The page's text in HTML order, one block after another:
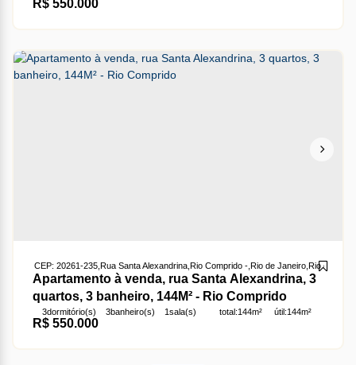
R$550.000
útil:66m²
Apartamento à venda, rua Santa Alexandrina, 3
quartos, 3 banheiro, 144M² - Rio Comprido
R$550.000
CEP: 20261-235, Rua Santa Alexandrina, Rio Comprido , Rio de Janeiro, Rio de
3dormitório(s) 3banheiro(s) 1sala(s) total:144m² útil:144m²